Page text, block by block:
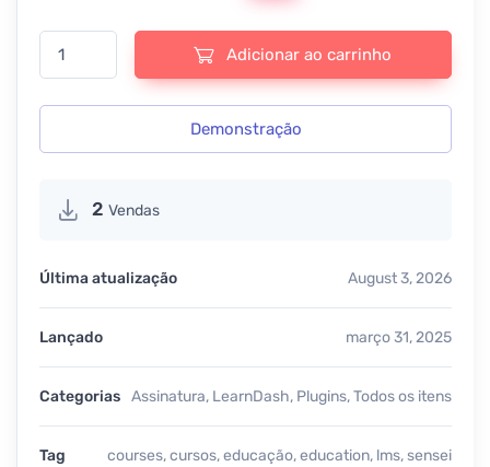
Sensei with WooCommerce Paid Courses - v4.26.2.1.24.8 +
Adicionar ao carrinho
Demonstração
2 Vendas
Última atualização August 3, 2026
Lançado março 31, 2025
Categorias Assinatura, LearnDash, Plugins,Todos os itens
Tag courses,cursos,educação,education, lms,sensei